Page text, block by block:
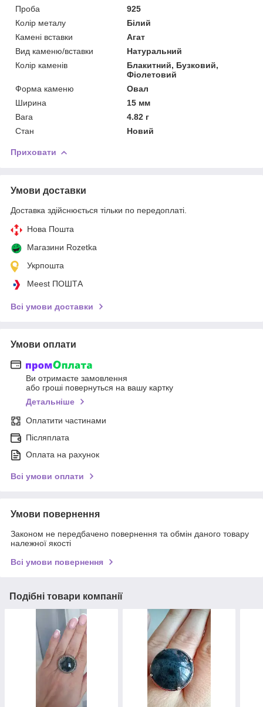
Проба
925
Колір металу
Білий
Камені вставки
Агат
Вид каменю/вставки
Натуральний
Колір каменів
Блакитний, Бузковий,
Фіолетовий
Форма каменю
Овал
Ширина
15 мм
Вага
4.82 г
Стан
Новий
Приховати
Умови доставки
Доставка здійснюється тільки по передоплаті.
Нова Пошта
Магазини Rozetka
Укрпошта
Meest ПОШТА
Всі умови доставки
Умови оплати
Ви отримаєте замовлення
або гроші повернуться на вашу картку
Детальніше
Оплатити частинами
Післяплата
Оплата на рахунок
Всі умови оплати
Умови повернення
Законом не передбачено повернення та обмін даного товару
належної якості
Всі умови повернення
Подібні товари компанії